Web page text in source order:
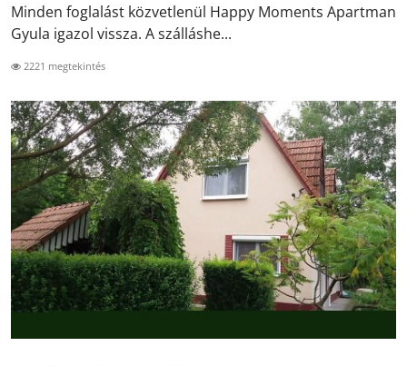
Minden foglalást közvetlenül Happy Moments Apartman
Gyula igazol vissza. A szálláshe...
2221 megtekintés